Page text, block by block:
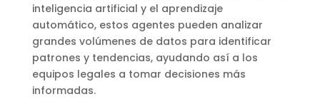
inteligencia artificial y el aprendizaje
automático, estos agentes pueden analizar
grandes volúmenes de datos para identificar
patrones y tendencias, ayudando así a los
equipos legales a tomar decisiones más
informadas.